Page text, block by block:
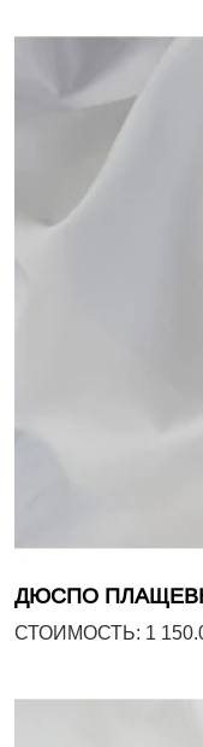
ДЮСПО
СТОИМОСТЬ: 1